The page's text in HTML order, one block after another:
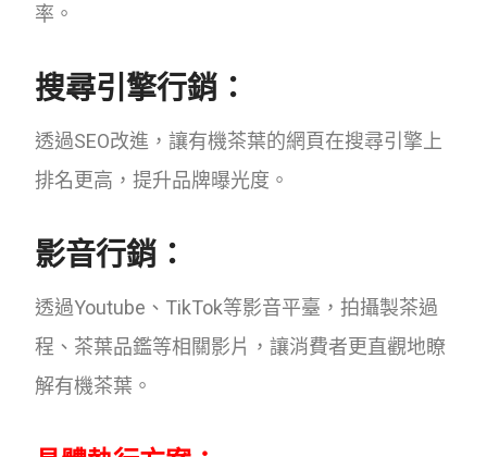
率。
搜尋引擎行銷：
透過SEO改進，讓有機茶葉的網頁在搜尋引擎上
排名更高，提升品牌曝光度。
影音行銷：
透過Youtube、TikTok等影音平臺，拍攝製茶過
程、茶葉品鑑等相關影片，讓消費者更直觀地瞭
解有機茶葉。